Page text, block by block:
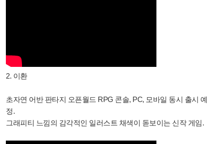
2. 이환
초자연 어반 판타지 오픈월드 RPG 콘솔, PC, 모바일 동시 출시 예
정.
그래피티 느낌의 감각적인 일러스트 채색이 돋보이는 신작 게임.